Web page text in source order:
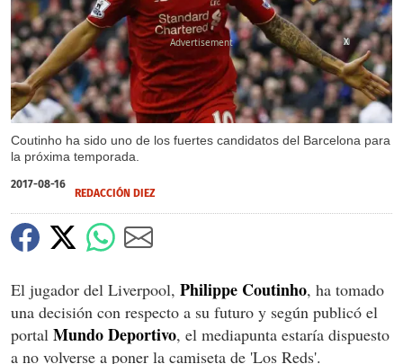
Coutinho ha sido uno de los fuertes candidatos del Barcelona para
la próxima temporada.
X
2017-08-16
REDACCIÓN DIEZ
El jugador del Liverpool, Philippe Coutinho, ha tomado
una decisión con respecto a su futuro y según publicó el
portal Mundo Deportivo, el mediapunta estaría dispuesto
a no volverse a poner la camiseta de 'Los Reds'.